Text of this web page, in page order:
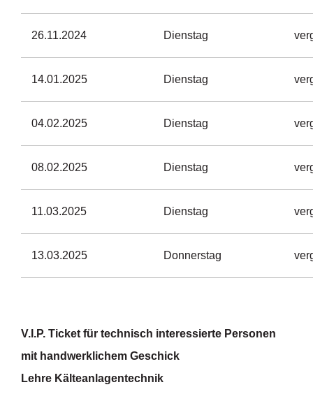
26.11.2024 Dienstag
14.01.2025 Dienstag
04.02.2025 Dienstag
08.02.2025 Dienstag
11.03.2025 Dienstag
13.03.2025 Donnerstag
V.I.P. Ticket für technisch interessierte Personen
mit handwerklichem Geschick
Lehre Kälteanlagentechnik